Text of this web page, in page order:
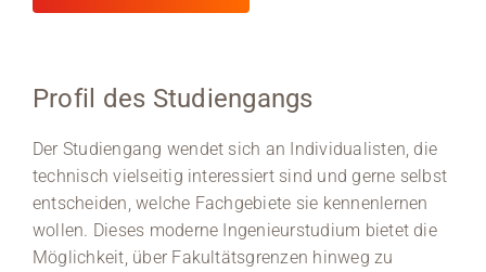
Profil des Studiengangs
Der Studiengang wendet sich an Individualisten, die
technisch vielseitig interessiert sind und gerne selbst
entscheiden, welche Fachgebiete sie kennenlernen
wollen. Dieses moderne Ingenieurstudium bietet die
Möglichkeit, über Fakultätsgrenzen hinweg zu